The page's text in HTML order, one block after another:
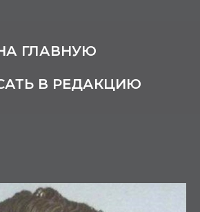
ГЛАВНУЮ
В РЕДАКЦИЮ